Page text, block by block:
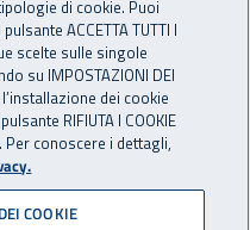
uffici
per
di cookie. Puoi
ACCETTA TUTTI I
scelte sulle singole
su IMPOSTAZIONI DEI
dei cookie
RIFIUTA I COOKIE
Per conoscere i dettagli,
COOKIE